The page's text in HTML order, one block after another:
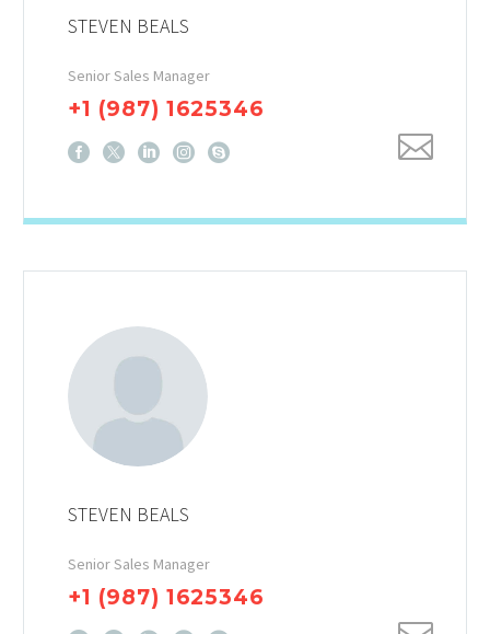
STEVEN BEALS
Senior Sales Manager
+1 (987) 1625346
STEVEN BEALS
Senior Sales Manager
+1 (987) 1625346